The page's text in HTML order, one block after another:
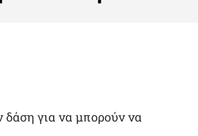
δάση για να μπορούν να